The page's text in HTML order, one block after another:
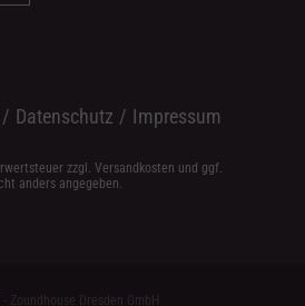
/ Datenschutz / Impressum
zzgl. Versandkosten und ggf.
anders angegeben.
Zoundhouse Dresden GmbH